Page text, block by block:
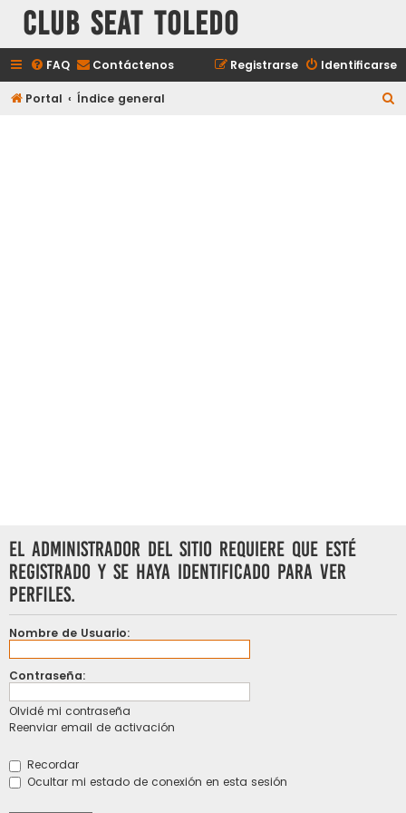
Club Seat Toledo
FAQ Contáctenos Identificarse
Registrarse
Portal Índice general
El administrador del sitio requiere que esté
registrado y se haya identificado para ver
perfiles.
Nombre de Usuario:
Contraseña:
Olvidé mi contraseña
Reenviar email de activación
Recordar
Ocultar mi estado de conexión en esta sesión